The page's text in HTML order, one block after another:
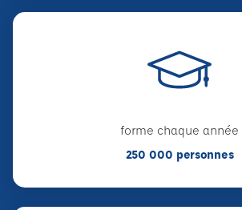
forme chaque année
250 000 personnes